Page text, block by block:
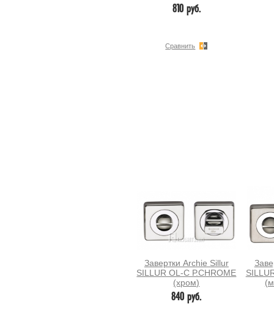
810 руб.
Сравнить
Завертки Archie Sillur
SILLUR OL-C Р.CHROME
(хром)
840 руб.